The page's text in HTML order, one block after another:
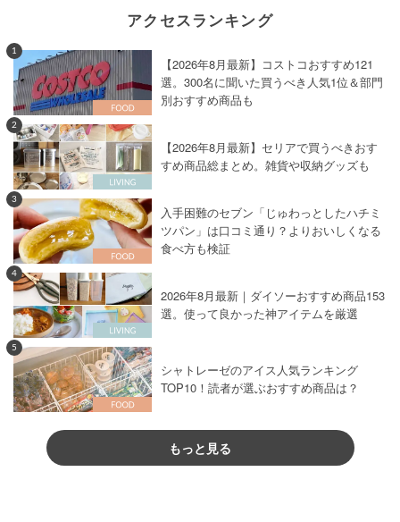
アクセスランキング
1
【2026年8月最新】コストコおすすめ121
選。300名に聞いた買うべき人気1位＆部門
別おすすめ商品も
2
【2026年8月最新】セリアで買うべきおす
すめ商品総まとめ。雑貨や収納グッズも
3
入手困難のセブン「じゅわっとしたハチミ
ツパン」は口コミ通り？よりおいしくなる
食べ方も検証
4
2026年8月最新｜ダイソーおすすめ商品153
選。使って良かった神アイテムを厳選
5
シャトレーゼのアイス人気ランキング
TOP10！読者が選ぶおすすめ商品は？
もっと見る